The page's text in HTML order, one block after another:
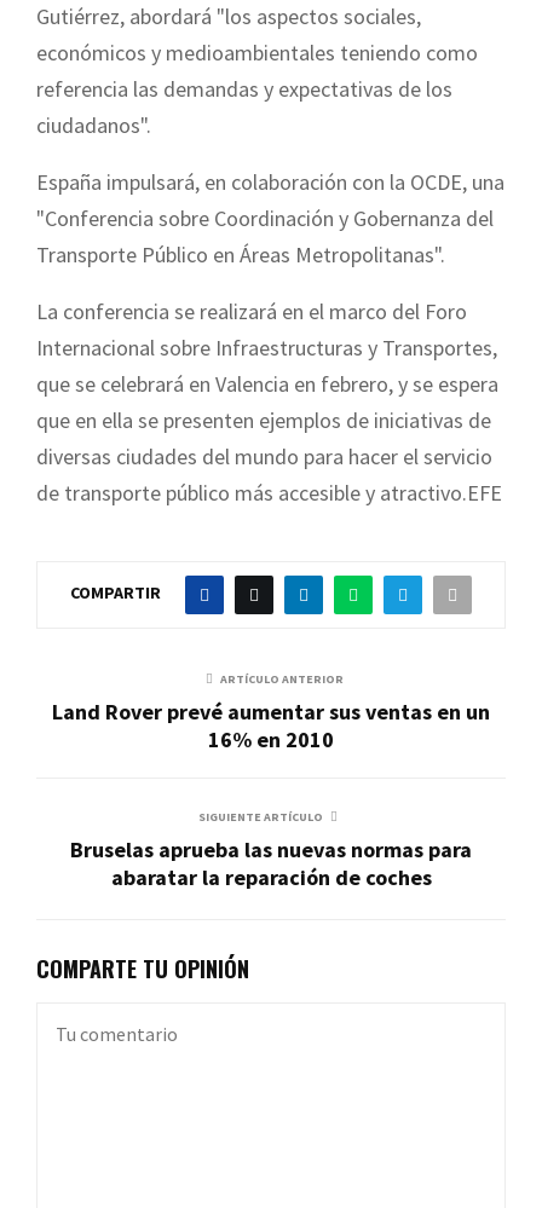
Gutiérrez, abordará "los aspectos sociales,
económicos y medioambientales teniendo como
referencia las demandas y expectativas de los
ciudadanos".
España impulsará, en colaboración con la OCDE, una
"Conferencia sobre Coordinación y Gobernanza del
Transporte Público en Áreas Metropolitanas".
La conferencia se realizará en el marco del Foro
Internacional sobre Infraestructuras y Transportes,
que se celebrará en Valencia en febrero, y se espera
que en ella se presenten ejemplos de iniciativas de
diversas ciudades del mundo para hacer el servicio
de transporte público más accesible y atractivo.EFE
COMPARTIR
ARTÍCULO ANTERIOR
Land Rover prevé aumentar sus ventas en un
16% en 2010
SIGUIENTE ARTÍCULO
Bruselas aprueba las nuevas normas para
abaratar la reparación de coches
COMPARTE TU OPINIÓN